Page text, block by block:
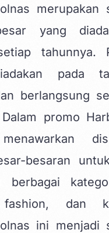
merupakan
yang
tahunnya.
pada
berlangsung
promo
besaran
berbagai
dan
ini menjadi